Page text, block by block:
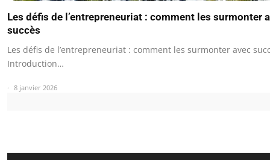
Les défis de l’entrepreneuriat : comment les surmonter
succès
Les défis de l’entrepreneuriat : comment les surmonter avec
Introduction…
8 janvier 2026